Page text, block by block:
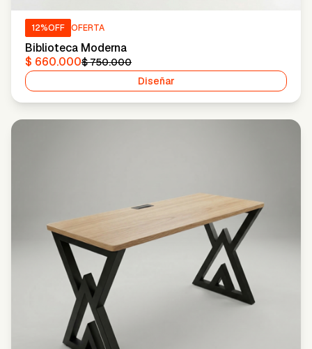
12%OFF OFERTA
Biblioteca Moderna
$ 660.000$ 750.000
Diseñar